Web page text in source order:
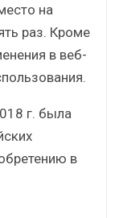
на
раз. Кроме
в веб-
г. была
в